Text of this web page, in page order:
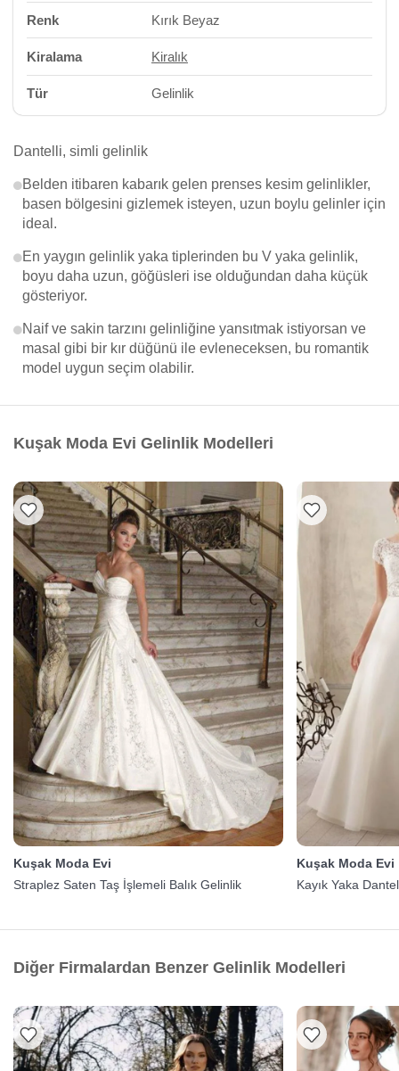
Renk Kırık Beyaz
Kiralama Kiralık
Tür Gelinlik
Dantelli, simli gelinlik
Belden itibaren kabarık gelen prenses kesim gelinlikler,
basen bölgesini gizlemek isteyen, uzun boylu gelinler için
ideal.
En yaygın gelinlik yaka tiplerinden bu V yaka gelinlik,
boyu daha uzun, göğüsleri ise olduğundan daha küçük
gösteriyor.
Naif ve sakin tarzını gelinliğine yansıtmak istiyorsan ve
masal gibi bir kır düğünü ile evleneceksen, bu romantik
model uygun seçim olabilir.
Kuşak Moda Evi Gelinlik Modelleri
Kuşak Moda Evi
Straplez Saten Taş İşlemeli Balık Gelinlik
Kuşak Moda Evi
Kayık Yaka
Diğer Firmalardan Benzer Gelinlik Modelleri